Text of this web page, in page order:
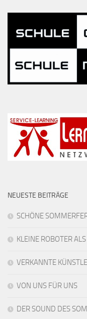
NEUESTE BEITRÄGE
SCHÖNE
KLEINE ROBOTER
VERKANNTE
VON UNS FÜR UNS
DER SOUND DES